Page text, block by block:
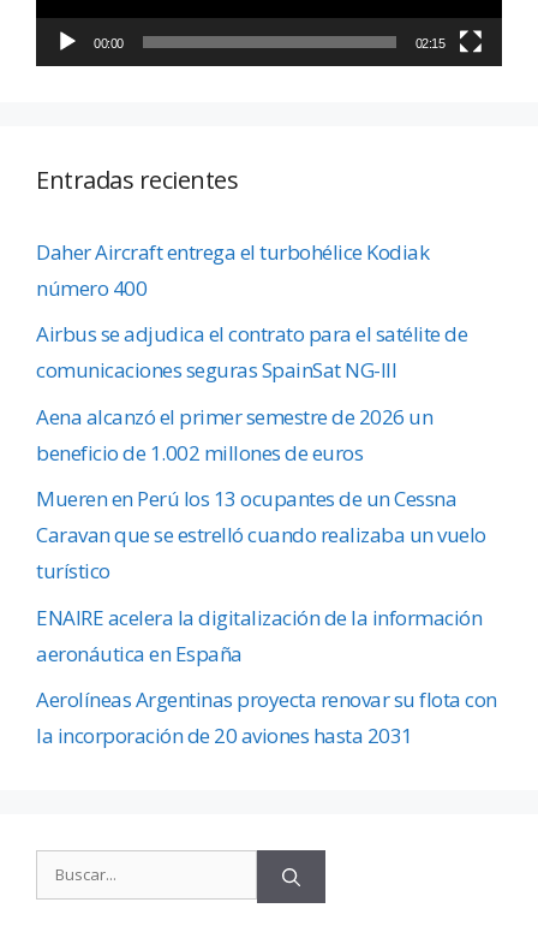
00:00 02:15
Entradas recientes
Daher Aircraft entrega el turbohélice Kodiak
número 400
Airbus se adjudica el contrato para el satélite de
comunicaciones seguras SpainSat NG-III
Aena alcanzó el primer semestre de 2026 un
beneficio de 1.002 millones de euros
Mueren en Perú los 13 ocupantes de un Cessna
Caravan que se estrelló cuando realizaba un vuelo
turístico
ENAIRE acelera la digitalización de la información
aeronáutica en España
Aerolíneas Argentinas proyecta renovar su flota con
la incorporación de 20 aviones hasta 2031